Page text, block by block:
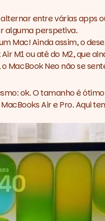
entre várias apps
alguma perspetiva.
Mac! Ainda assim, o
M1 ou até do M2, que
MacBook Neo não se
ok. O tamanho é
Air e Pro. Aqui